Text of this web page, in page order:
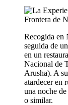
Recogida en
seguida de
en un
Nacional de
Arusha). A
atardecer en
una noche
o similar.